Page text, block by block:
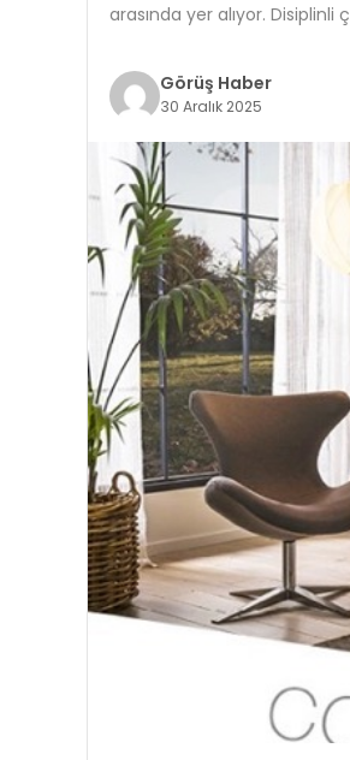
arasında yer alıyor.
Görüş Haber
30 Aralık 2025